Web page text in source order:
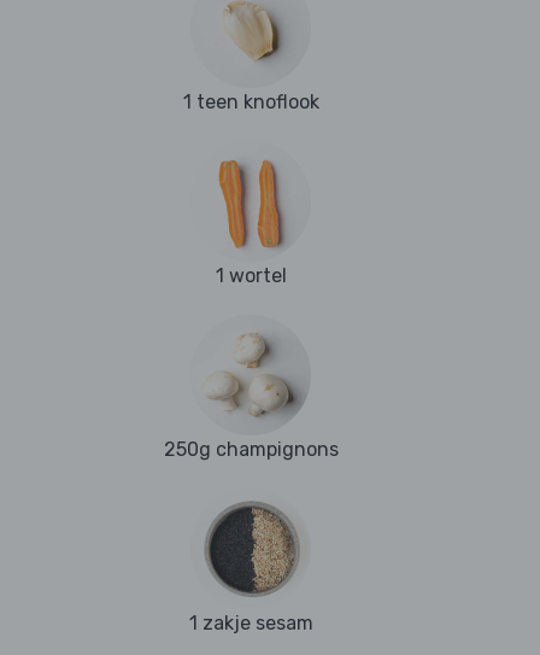
1 teen knoflook
1 wortel
250g champignons
1 zakje sesam